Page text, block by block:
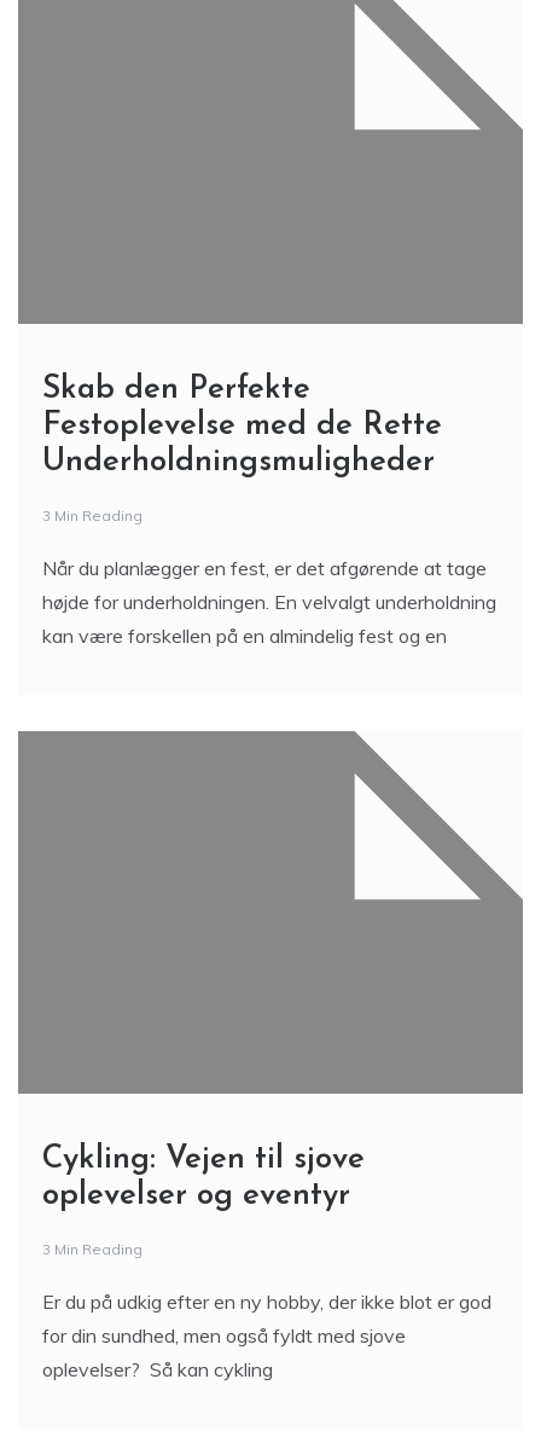
Skab den Perfekte
Festoplevelse med de Rette
Underholdningsmuligheder
3 Min Reading
Når du planlægger en fest, er det afgørende at tage
højde for underholdningen. En velvalgt underholdning
kan være forskellen på en almindelig fest og en
Cykling: Vejen til sjove
oplevelser og eventyr
3 Min Reading
Er du på udkig efter en ny hobby, der ikke blot er god
for din sundhed, men også fyldt med sjove
oplevelser? Så kan cykling